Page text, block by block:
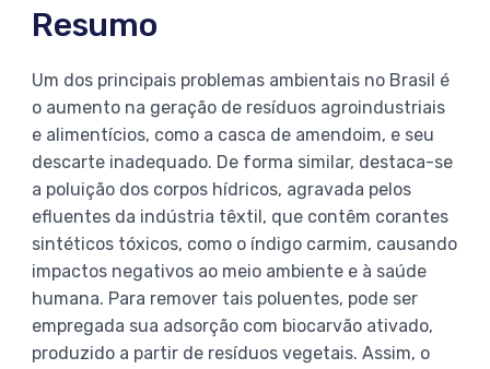
Resumo
Um dos principais problemas ambientais no Brasil é
o aumento na geração de resíduos agroindustriais
e alimentícios, como a casca de amendoim, e seu
descarte inadequado. De forma similar, destaca-se
a poluição dos corpos hídricos, agravada pelos
efluentes da indústria têxtil, que contêm corantes
sintéticos tóxicos, como o índigo carmim, causando
impactos negativos ao meio ambiente e à saúde
humana. Para remover tais poluentes, pode ser
empregada sua adsorção com biocarvão ativado,
produzido a partir de resíduos vegetais. Assim, o